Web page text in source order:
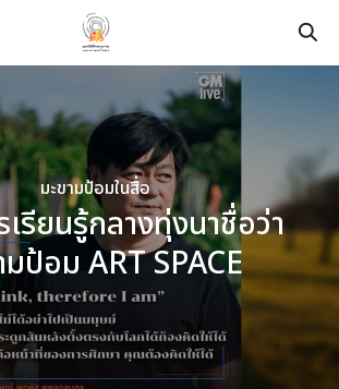
มะขามป้อมในสื่อ
รียนรู้กลางทุ่งนาชื่อว่า
มป้อม ART SPACE